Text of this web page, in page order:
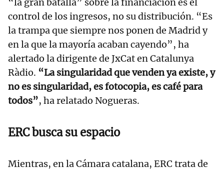
“la gran batalla” sobre la financiación es el
control de los ingresos, no su distribución. “Es
la trampa que siempre nos ponen de Madrid y
en la que la mayoría acaban cayendo”, ha
alertado la dirigente de JxCat en Catalunya
Ràdio. “La singularidad que venden ya existe, y
no es singularidad, es fotocopia, es café para
todos”, ha relatado Nogueras.
ERC busca su espacio
Mientras, en la Cámara catalana, ERC trata de